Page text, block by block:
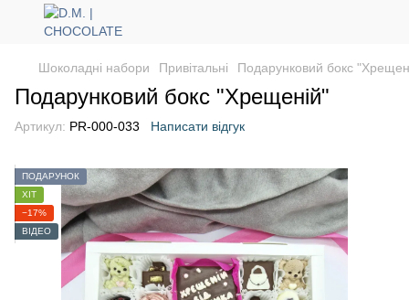
Шоколадні набори Привітальні Подарунковий бокс
Подарунковий бокс "Хрещеній"
Артикул: PR-000-033 Написати відгук
ПОДАРУНОК
ХІТ
−17%
ВІДЕО